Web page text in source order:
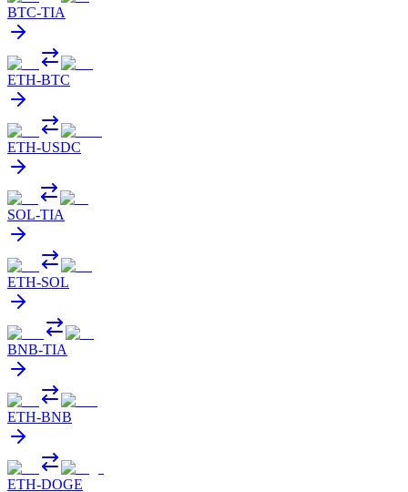
BTC-TIA
ETH-BTC
ETH-USDC
SOL-TIA
ETH-SOL
BNB-TIA
ETH-BNB
ETH-DOGE